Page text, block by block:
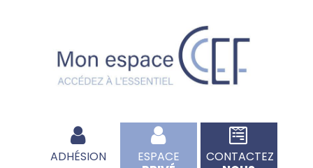
ADHÉSION
ESPACE
CONTACTEZ